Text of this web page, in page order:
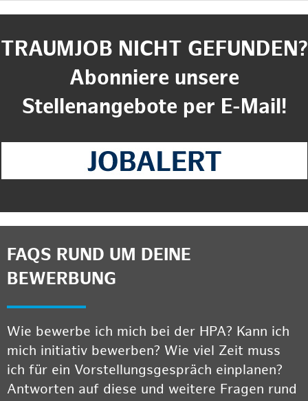
TRAUMJOB NICHT GEFUNDEN?
Abonniere unsere
Stellenangebote per E-Mail!
FAQS RUND UM DEINE
BEWERBUNG
Wie bewerbe ich mich bei der HPA? Kann ich
mich initiativ bewerben? Wie viel Zeit muss
ich für ein Vorstellungsgespräch einplanen?
Antworten auf diese und weitere Fragen rund